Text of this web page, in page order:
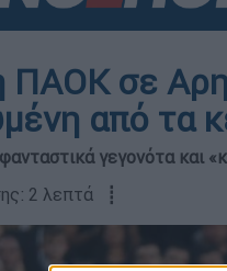
ΠΑΟΚ σε
από τα
φανταστικά γεγονότα
2 λεπτά ┋